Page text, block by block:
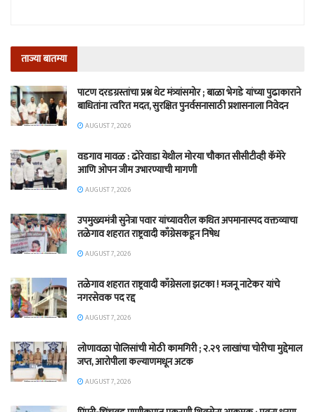
ताज्या बातम्या
पाटण दरडग्रस्तांचा प्रश्न थेट मंत्र्यांसमोर ; बाळा भेगडे यांच्या पुढाकाराने
बाधितांना त्वरित मदत, सुरक्षित पुनर्वसनासाठी प्रशासनाला निवेदन
AUGUST 7, 2026
वडगाव मावळ : ढोरेवाडा येथील मोरया चौकात सीसीटीव्ही कॅमेरे
आणि ओपन जीम उभारण्याची मागणी
AUGUST 7, 2026
उपमुख्यमंत्री सुनेत्रा पवार यांच्यावरील कथित अपमानास्पद वक्तव्याचा
तळेगाव शहरात राष्ट्रवादी काँग्रेसकडून निषेध
AUGUST 7, 2026
तळेगाव शहरात राष्ट्रवादी काँग्रेसला झटका ! मजनू नाटेकर यांचे
नगरसेवक पद रद्द
AUGUST 7, 2026
लोणावळा पोलिसांची मोठी कामगिरी ; २.२९ लाखांचा चोरीचा मुद्देमाल
जप्त, आरोपीला कल्याणमधून अटक
AUGUST 7, 2026